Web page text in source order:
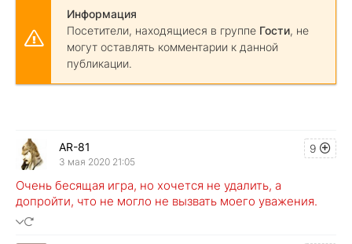
Информация
Посетители, находящиеся в группе Гости, не
могут оставлять комментарии к данной
публикации.
9
AR-81
3 мая 2020 21:05
Очень бесящая игра, но хочется не удалить, а
допройти, что не могло не вызвать моего уважения.